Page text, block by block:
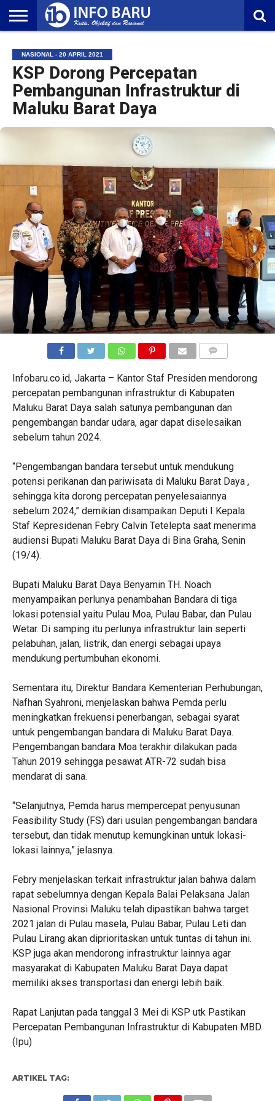
NASIONAL
AMBONIA
MALUKU
EKONOMI
POLITIK
OLAHRAGA
LIFESTYLE
REDAKSI
NASIONAL - 20 APRIL 2021
KSP Dorong Percepatan
Pembangunan Infrastruktur di
Maluku Barat Daya
Infobaru.co.id, Jakarta – Kantor Staf Presiden mendorong
percepatan pembangunan infrastruktur di Kabupaten
Maluku Barat Daya salah satunya pembangunan dan
pengembangan bandar udara, agar dapat diselesaikan
sebelum tahun 2024.
“Pengembangan bandara tersebut untuk mendukung
potensi perikanan dan pariwisata di Maluku Barat Daya ,
sehingga kita dorong percepatan penyelesaiannya
sebelum 2024,” demikian disampaikan Deputi I Kepala
Staf Kepresidenan Febry Calvin Tetelepta saat menerima
audiensi Bupati Maluku Barat Daya di Bina Graha, Senin
(19/4).
Bupati Maluku Barat Daya Benyamin TH. Noach
menyampaikan perlunya penambahan Bandara di tiga
lokasi potensial yaitu Pulau Moa, Pulau Babar, dan Pulau
Wetar. Di samping itu perlunya infrastruktur lain seperti
pelabuhan, jalan, listrik, dan energi sebagai upaya
mendukung pertumbuhan ekonomi.
Sementara itu, Direktur Bandara Kementerian Perhubungan,
Nafhan Syahroni, menjelaskan bahwa Pemda perlu
meningkatkan frekuensi penerbangan, sebagai syarat
untuk pengembangan bandara di Maluku Barat Daya.
Pengembangan bandara Moa terakhir dilakukan pada
Tahun 2019 sehingga pesawat ATR-72 sudah bisa
mendarat di sana.
“Selanjutnya, Pemda harus mempercepat penyusunan
Feasibility Study (FS) dari usulan pengembangan bandara
tersebut, dan tidak menutup kemungkinan untuk lokasi-
lokasi lainnya,” jelasnya.
Febry menjelaskan terkait infrastruktur jalan bahwa dalam
rapat sebelumnya dengan Kepala Balai Pelaksana Jalan
Nasional Provinsi Maluku telah dipastikan bahwa target
2021 jalan di Pulau masela, Pulau Babar, Pulau Leti dan
Pulau Lirang akan diprioritaskan untuk tuntas di tahun ini.
KSP juga akan mendorong infrastruktur lainnya agar
masyarakat di Kabupaten Maluku Barat Daya dapat
memiliki akses transportasi dan energi lebih baik.
Rapat Lanjutan pada tanggal 3 Mei di KSP utk Pastikan
Percepatan Pembangunan Infrastruktur di Kabupaten MBD.
(Ipu)
ARTIKEL TAG: